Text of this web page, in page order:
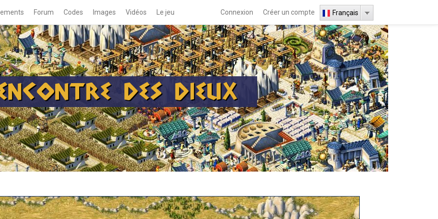
Forum Codes Images Vidéos Le jeu Français
Connexion Créer un compte
DES DIEUX